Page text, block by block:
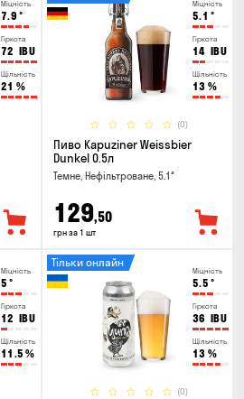
Міцність
7.9 °
Гіркота
72 IBU
Щільність
21 %
Міцність
5.1 °
Гіркота
14 IBU
Щільність
13 %
(0)
Пиво Kapuziner Weissbier
Dunkel 0.5л
Темне, Нефільтроване, 5.1°
129,50
грн за 1 шт
Міцність
5 °
Гіркота
12 IBU
Щільність
11.5 %
Міцність
5.5 °
Гіркота
36 IBU
Щільність
13 %
(0)
Тільки онлайн